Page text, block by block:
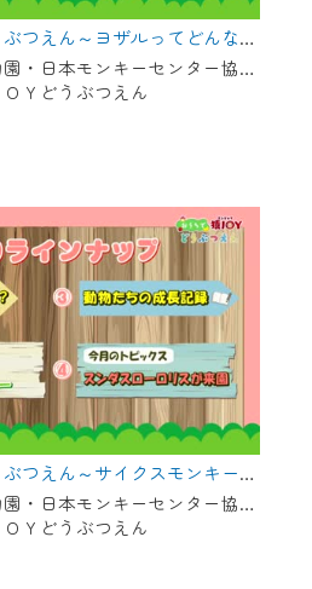
おうちで猿ジョイどうぶつえん～ヨザルってどんなサル？～（2025年1月16日初回放送）
世界屈指のサル類動物園・日本モンキーセンター協力の親子で学べる動物番組。
Ｙどうぶつえん
おうちで猿ジョイどうぶつえん～サイクスモンキー～（2024年12月16日初回放送）
世界屈指のサル類動物園・日本モンキーセンター協力の親子で学べる動物番組。
Ｙどうぶつえん